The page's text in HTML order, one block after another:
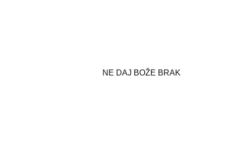
NE DAJ BOŽE BRAK